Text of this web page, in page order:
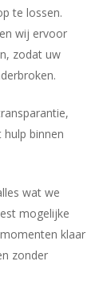
te lossen.
wij ervoor
zodat uw
binnen
wat we
mogelijke
klaar
zonder